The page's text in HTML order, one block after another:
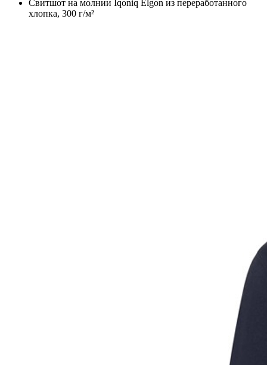
Свитшот на молнии Iqoniq Elgon из переработанного
хлопка, 300 г/м²